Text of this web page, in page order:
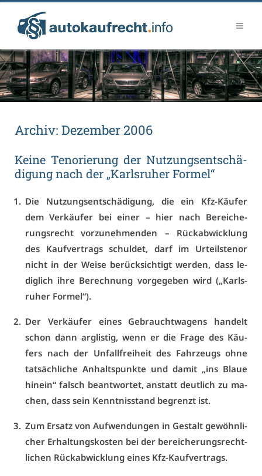
Ar­chiv: De­zem­ber 2006
Kei­ne Te­n­o­rie­rung der Nut­zungs­ent­schä­
di­gung nach der „Karls­ru­her For­mel“
Die Nut­zungs­ent­schä­di­gung, die ein Kfz-Käu­fer
dem Ver­käu­fer bei ei­ner – hier nach Be­rei­che­
rungs­recht vor­zu­neh­men­den – Rück­ab­wick­lung
des Kauf­ver­trags schul­det, darf im Ur­teils­te­nor
nicht in der Wei­se be­rück­sich­tigt wer­den, dass le­
dig­lich ih­re Be­rech­nung vor­ge­ge­ben wird („Karls­
ru­her For­mel“).
Der Ver­käu­fer ei­nes Ge­braucht­wa­gens han­delt
schon dann arg­lis­tig, wenn er die Fra­ge des Käu­
fers nach der Un­fall­frei­heit des Fahr­zeugs oh­ne
tat­säch­li­che An­halts­punk­te und da­mit „ins Blaue
hin­ein“ falsch be­ant­wor­tet, an­statt deut­lich zu ma­
chen, dass sein Kennt­nis­stand be­grenzt ist.
Zum Er­satz von Auf­wen­dun­gen in Ge­stalt ge­wöhn­li­
cher Er­hal­tungs­kos­ten bei der be­rei­che­rungs­recht­
li­chen Rück­ab­wick­lung ei­nes Kfz-Kauf­ver­trags.